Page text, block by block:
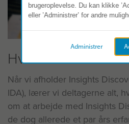
Hvem kan blive
Når vi afholder Insights
IDA), lærer vi deltagerne alt,
om at arbejde med Insights
de dog allerede et par års
brugeroplevelse. Du kan klikke
eller ’Administrer’ for andre
Administrer